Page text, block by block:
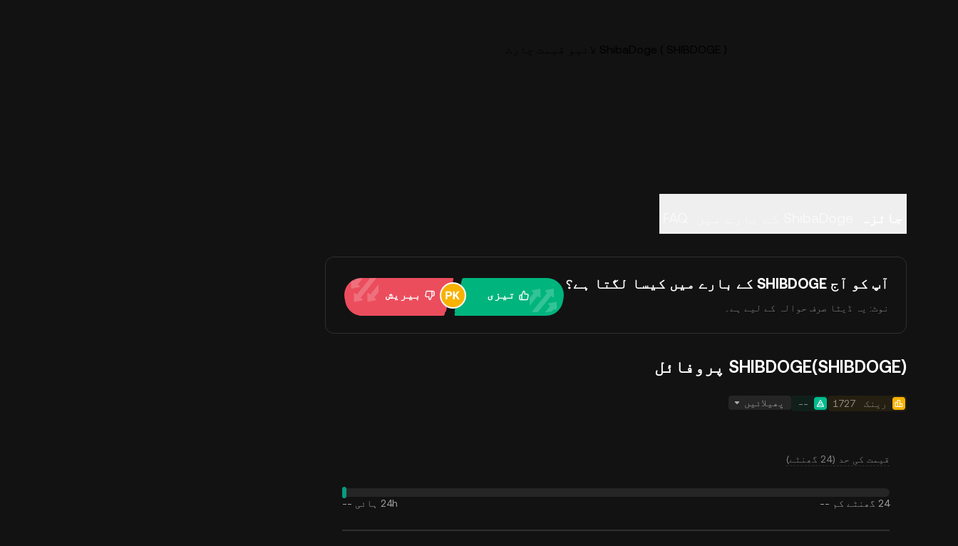
آپ کو آج SHIBDOGE کے بارے میں کیسا لگتا ہے؟
نوٹ: یہ ڈیٹا صرف حوالہ کے لیے ہے۔
تیزی بیریش
SHIBDOGE(SHIBDOGE) پروفائل
رینک 1727
-- پھیلائیں
قیمت کی حد (24 گھنٹے)
24 گھنٹے کم -- 24h ہائی --